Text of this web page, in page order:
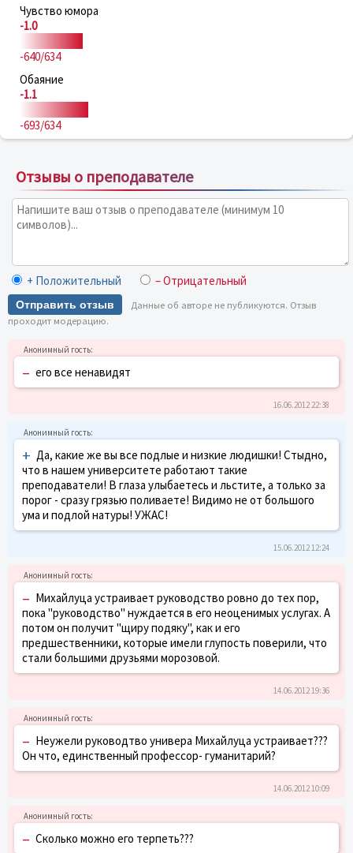
Чувство юмора
-1.0
-640/634
Обаяние
-1.1
-693/634
Отзывы о преподавателе
+ Положительный – Отрицательный
Отправить отзыв
Данные об авторе не публикуются. Отзыв
проходит модерацию.
– его все ненавидят
16.06.2012 22:38
+ Да, какие же вы все подлые и низкие людишки! Стыдно,
что в нашем университете работают такие
преподаватели! В глаза улыбаетесь и льстите, а только за
порог - сразу грязью поливаете! Видимо не от большого
ума и подлой натуры! УЖАС!
15.06.2012 12:24
– Михайлуца устраивает руководство ровно до тех пор,
пока "руководство" нуждается в его неоценимых услугах. А
потом он получит "щиру подяку", как и его
предшественники, которые имели глупость поверили, что
стали большими друзьями морозовой.
14.06.2012 19:36
– Неужели руководтво универа Михайлуца устраивает???
Он что, единственный профессор- гуманитарий?
14.06.2012 10:09
– Сколько можно его терпеть???